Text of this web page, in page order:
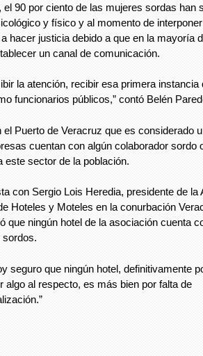
el 90 por ciento de las mujeres sordas han
y físico y al momento de
hacer justicia debido a que en la mayoría
un canal de comunicación.
la atención, recibir esa primera instancia
funcionarios públicos,” contó Belén
el Puerto de Veracruz que es considerado
cuentan con algún colaborador sordo
este sector de la población.
con Sergio Lois Heredia, presidente de la
Hoteles y Moteles en la conurbación
que ningún hotel de la asociación cuenta
sordos.
seguro que ningún hotel, definitivamente
algo al respecto, es más bien por falta de